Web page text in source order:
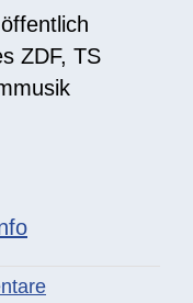
ZDF, TS